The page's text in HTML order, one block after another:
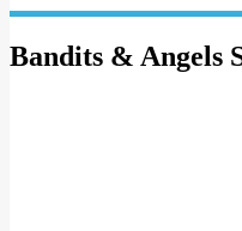
Bandits & Angels